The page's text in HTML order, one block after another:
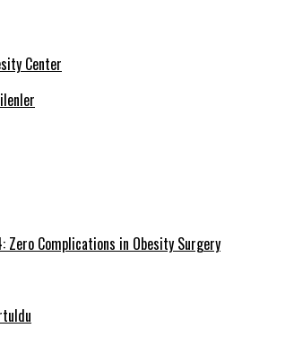
Center
Zero Complications in Obesity Surgery